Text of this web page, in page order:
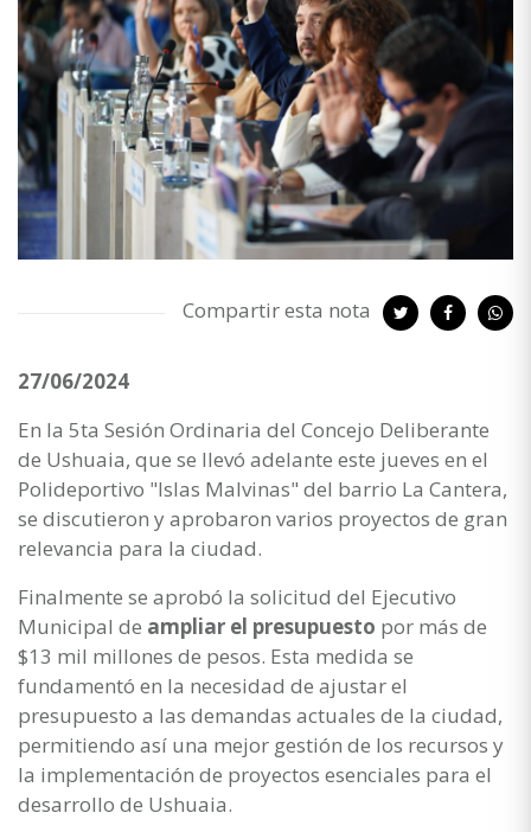
Compartir esta nota
27/06/2024
En la 5ta Sesión Ordinaria del Concejo Deliberante
de Ushuaia, que se llevó adelante este jueves en el
Polideportivo "Islas Malvinas" del barrio La Cantera,
se discutieron y aprobaron varios proyectos de gran
relevancia para la ciudad.
Finalmente se aprobó la solicitud del Ejecutivo
Municipal de ampliar el presupuesto por más de
$13 mil millones de pesos. Esta medida se
fundamentó en la necesidad de ajustar el
presupuesto a las demandas actuales de la ciudad,
permitiendo así una mejor gestión de los recursos y
la implementación de proyectos esenciales para el
desarrollo de Ushuaia.